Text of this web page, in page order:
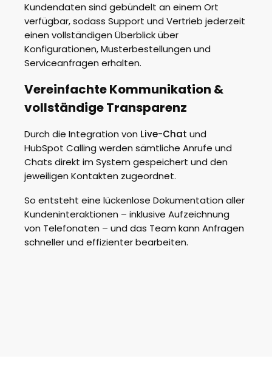
Kundendaten sind gebündelt an einem Ort
verfügbar, sodass Support und Vertrieb jederzeit
einen vollständigen Überblick über
Konfigurationen, Musterbestellungen und
Serviceanfragen erhalten.
Vereinfachte Kommunikation &
vollständige Transparenz
Durch die Integration von Live-Chat und
HubSpot Calling werden sämtliche Anrufe und
Chats direkt im System gespeichert und den
jeweiligen Kontakten zugeordnet.
So entsteht eine lückenlose Dokumentation aller
Kundeninteraktionen – inklusive Aufzeichnung
von Telefonaten – und das Team kann Anfragen
schneller und effizienter bearbeiten.